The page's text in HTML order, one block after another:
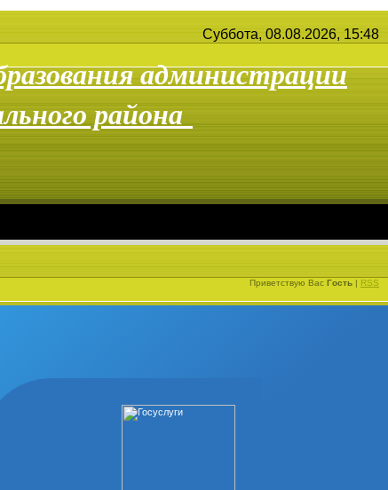
15:48
администрации
района
Приветствую Вас Гость | RSS